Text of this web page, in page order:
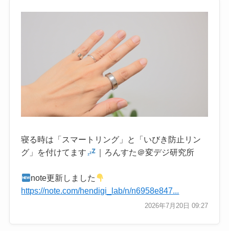
寝る時は「スマートリング」と「いびき防止リン
グ」を付けてます
｜ろんすた＠変デジ研究所
note更新しました
https://note.com/hendigi_lab/n/n6958e847...
2026年7月20日 09:27